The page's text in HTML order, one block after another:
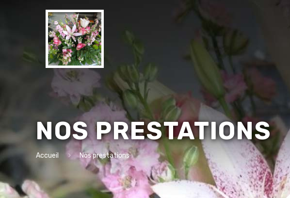
NOS PRESTATIONS
Accueil Nos prestations